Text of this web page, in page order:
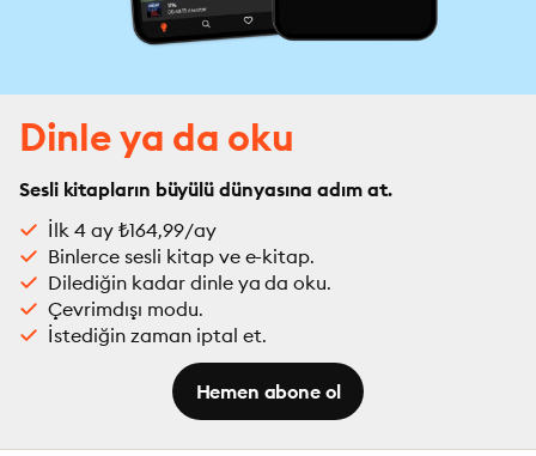
Dinle ya da oku
Sesli kitapların büyülü dünyasına adım at.
İlk 4 ay ₺164,99/ay
Binlerce sesli kitap ve e-kitap.
Dilediğin kadar dinle ya da oku.
Çevrimdışı modu.
İstediğin zaman iptal et.
Hemen abone ol